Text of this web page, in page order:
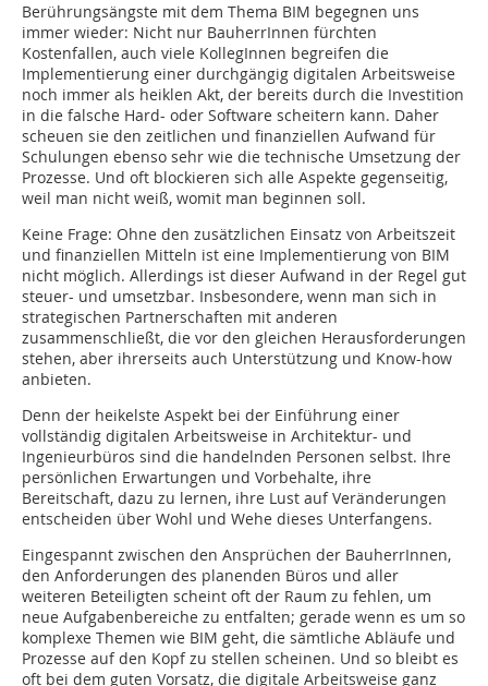
Berührungsängste mit dem Thema BIM begegnen uns
immer wieder: Nicht nur BauherrInnen fürchten
Kostenfallen, auch viele KollegInnen begreifen die
Implementierung einer durchgängig digitalen Arbeitsweise
noch immer als heiklen Akt, der bereits durch die Investition
in die falsche Hard- oder Software scheitern kann. Daher
scheuen sie den zeitlichen und finan­ziellen Aufwand für
Schulungen ebenso sehr wie die technische Umsetzung der
Prozesse. Und oft blockieren sich alle Aspekte gegenseitig,
weil man nicht weiß, womit man beginnen soll.
Keine Frage: Ohne den zusätzlichen Einsatz von Arbeitszeit
und finanziellen Mitteln ist eine Implementierung von BIM
nicht möglich. Allerdings ist dieser Aufwand in der Regel gut
steuer- und umsetzbar. Insbesondere, wenn man sich in
strategischen Partnerschaften mit anderen
zusammenschließt, die vor den gleichen Herausforderungen
stehen, aber ihrerseits auch Unterstützung und Know-how
anbieten.
Denn der heikelste Aspekt bei der Einführung einer
vollständig digitalen Arbeitsweise in Architektur- und
Ingenieurbüros sind die handelnden Personen selbst. Ihre
persönlichen Erwartungen und Vorbehalte, ihre
Bereitschaft, dazu zu lernen, ihre Lust auf Veränderungen
entscheiden über Wohl und Wehe dieses Unterfangens.
Eingespannt zwischen den Ansprüchen der BauherrInnen,
den Anforderungen des planenden Büros und aller
weiteren Beteiligten scheint oft der Raum zu fehlen, um
neue Aufgabenbereiche zu entfalten; gerade wenn es um so
komplexe Themen wie BIM geht, die sämtliche Abläufe und
Prozesse auf den Kopf zu stellen scheinen. Und so bleibt es
oft bei dem guten Vorsatz, die digitale Arbeitsweise ganz